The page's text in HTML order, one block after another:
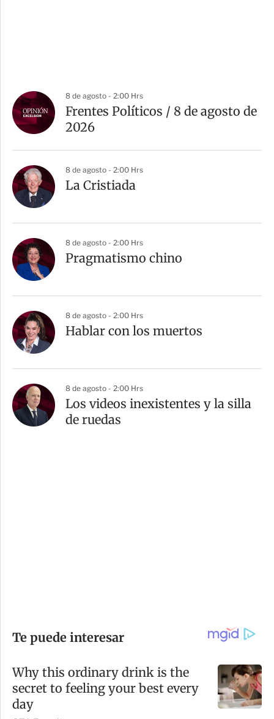
8 de agosto - 2:00 Hrs
Frentes Políticos / 8 de agosto de
2026
8 de agosto - 2:00 Hrs
La Cristiada
8 de agosto - 2:00 Hrs
Pragmatismo chino
8 de agosto - 2:00 Hrs
Hablar con los muertos
8 de agosto - 2:00 Hrs
Los videos inexistentes y la silla
de ruedas